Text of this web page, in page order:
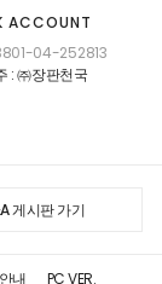
ACCOUNT
04-252813
: ㈜장판천국
게시판 가기
내 PC VER.